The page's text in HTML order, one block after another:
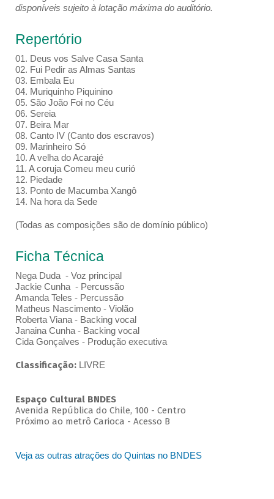
disponíveis sujeito à lotação máxima do auditório.
Repertório
01. Deus vos Salve Casa Santa
02. Fui Pedir as Almas Santas
03. Embala Eu
04. Muriquinho Piquinino
05. São João Foi no Céu
06. Sereia
07. Beira Mar
08. Canto IV (Canto dos escravos)
09. Marinheiro Só
10. A velha do Acarajé
11. A coruja Comeu meu curió
12. Piedade
13. Ponto de Macumba Xangô
14. Na hora da Sede
(Todas as composições são de domínio público)
Ficha Técnica
Nega Duda - Voz principal
Jackie Cunha - Percussão
Amanda Teles - Percussão
Matheus Nascimento - Violão
Roberta Viana - Backing vocal
Janaina Cunha - Backing vocal
Cida Gonçalves - Produção executiva
Classificação: LIVRE
Espaço Cultural BNDES
Avenida República do Chile, 100 - Centro
Próximo ao metrô Carioca - Acesso B
Veja as outras atrações do Quintas no BNDES